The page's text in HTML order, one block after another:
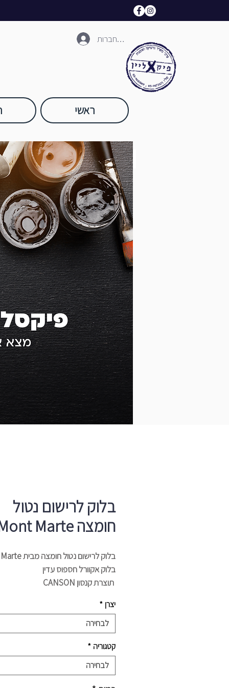
להתחברות
ראשי
בלוק לרישום נטול
חומצה A2 Mont Marte
בלוק לרישום נטול חומצה מבית Mont Marte
בלוק אקוורל חספוס עדין
תוצרת קנסון CANSON
דפים: 30
גודל: A2
יצרן *
לבחירה
קטגוריה *
לבחירה